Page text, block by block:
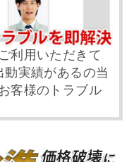
利用いただきて
動実績があるの当
客様のトラブル